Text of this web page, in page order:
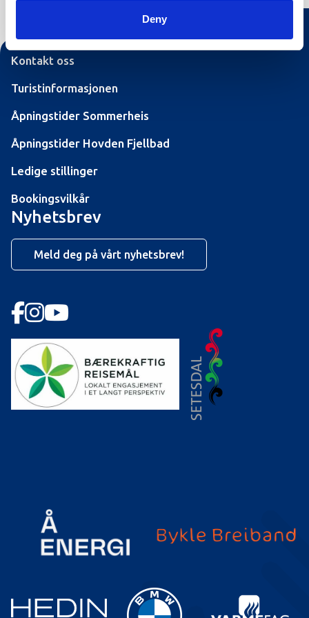
Deny
Kontakt oss
Turistinformasjonen
Åpningstider Sommerheis
Åpningstider Hovden Fjellbad
Ledige stillinger
Bookingsvilkår
Nyhetsbrev
Meld deg på vårt nyhetsbrev!